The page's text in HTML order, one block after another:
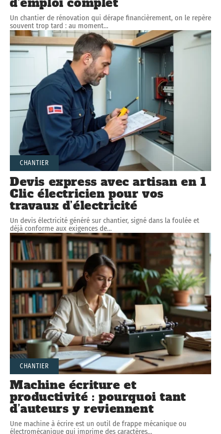
Un chantier de rénovation qui dérape financièrement, on le repère
souvent trop tard : au moment…
CHANTIER
Devis express avec artisan en 1
Clic électricien pour vos
travaux d’électricité
Un devis électricité généré sur chantier, signé dans la foulée et
déjà conforme aux exigences de…
CHANTIER
Machine écriture et
productivité : pourquoi tant
d’auteurs y reviennent
Une machine à écrire est un outil de frappe mécanique ou
électromécanique qui imprime des caractères…